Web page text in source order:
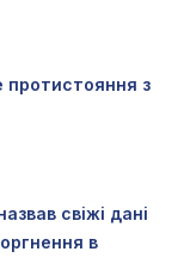
протистояння з
свіжі дані
в